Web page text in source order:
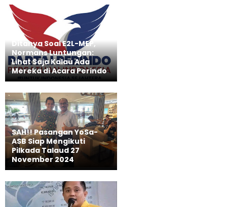
Ditanya Soal E2L-MEP,
Normans Luntungan:
Lihat Saja Kalau Ada
Mereka di Acara Perindo
SAH!! Pasangan YoSa-
ASB Siap Mengikuti
Pilkada Talaud 27
November 2024